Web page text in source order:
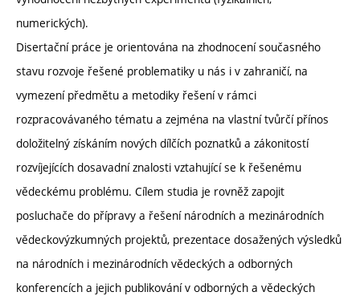
numerických).
Disertační práce je orientována na zhodnocení současného
stavu rozvoje řešené problematiky u nás i v zahraničí, na
vymezení předmětu a metodiky řešení v rámci
rozpracovávaného tématu a zejména na vlastní tvůrčí přínos
doložitelný získáním nových dílčích poznatků a zákonitostí
rozvíjejících dosavadní znalosti vztahující se k řešenému
vědeckému problému. Cílem studia je rovněž zapojit
posluchače do přípravy a řešení národních a mezinárodních
vědeckovýzkumných projektů, prezentace dosažených výsledků
na národních i mezinárodních vědeckých a odborných
konferencích a jejich publikování v odborných a vědeckých